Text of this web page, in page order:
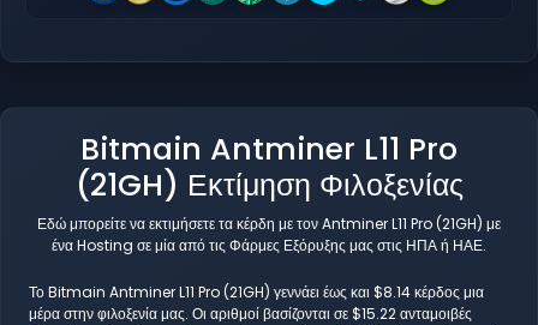
Bitmain Antminer L11 Pro
(21GH) Εκτίμηση Φιλοξενίας
Εδώ μπορείτε να εκτιμήσετε τα κέρδη με τον Antminer L11 Pro (21GH) με
ένα Hosting σε μία από τις Φάρμες Εξόρυξης μας στις ΗΠΑ ή ΗΑΕ.
Το Bitmain Antminer L11 Pro (21GH) γεννάει έως και $8.14 κέρδος μια
μέρα στην φιλοξενία μας. Οι αριθμοί βασίζονται σε $15.22 ανταμοιβές